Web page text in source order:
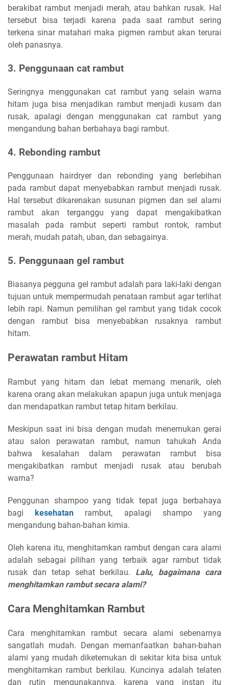
berakibat rambut menjadi merah, atau bahkan rusak. Hal
tersebut bisa terjadi karena pada saat rambut sering
terkena sinar matahari maka pigmen rambut akan terurai
oleh panasnya.
3. Penggunaan cat rambut
Seringnya menggunakan cat rambut yang selain warna
hitam juga bisa menjadikan rambut menjadi kusam dan
rusak, apalagi dengan menggunakan cat rambut yang
mengandung bahan berbahaya bagi rambut.
4. Rebonding rambut
Penggunaan hairdryer dan rebonding yang berlebihan
pada rambut dapat menyebabkan rambut menjadi rusak.
Hal tersebut dikarenakan susunan pigmen dan sel alami
rambut akan terganggu yang dapat mengakibatkan
masalah pada rambut seperti rambut rontok, rambut
merah, mudah patah, uban, dan sebagainya.
5. Penggunaan gel rambut
Biasanya pegguna gel rambut adalah para laki-laki dengan
tujuan untuk mempermudah penataan rambut agar terlihat
lebih rapi. Namun pemilihan gel rambut yang tidak cocok
dengan rambut bisa menyebabkan rusaknya rambut
hitam.
Perawatan rambut Hitam
Rambut yang hitam dan lebat memang menarik, oleh
karena orang akan melakukan apapun juga untuk menjaga
dan mendapatkan rambut tetap hitam berkilau.
Meskipun saat ini bisa dengan mudah menemukan gerai
atau salon perawatan rambut, namun tahukah Anda
bahwa kesalahan dalam perawatan rambut bisa
mengakibatkan rambut menjadi rusak atau berubah
warna?
Penggunan shampoo yang tidak tepat juga berbahaya
bagikesehatan rambut, apalagi shampo yang
mengandung bahan-bahan kimia.
Oleh karena itu, menghitamkan rambut dengan cara alami
adalah sebagai pilihan yang terbaik agar rambut tidak
rusak dan tetap sehat berkilau. Lalu, bagaimana cara
menghitamkan rambut secara alami?
Cara Menghitamkan Rambut
Cara menghitamkan rambut secara alami sebenarnya
sangatlah mudah. Dengan memanfaatkan bahan-bahan
alami yang mudah diketemukan di sekitar kita bisa untuk
menghitamkan rambut berkilau. Kuncinya adalah telaten
dan rutin mengunakannya, karena yang instan itu